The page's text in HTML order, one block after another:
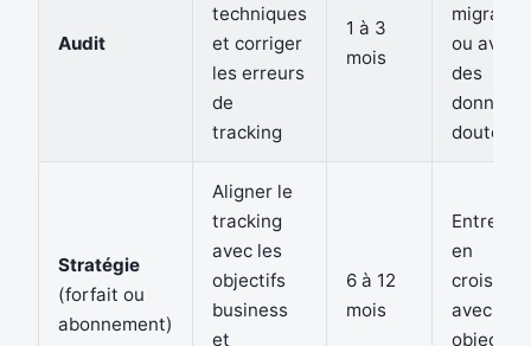
Audit
techniques
et corriger
les erreurs
de
tracking
1 à 3
mois
ou avec
des
données
Stratégie
(forfait ou
abonnement)
Aligner le
tracking
avec les
objectifs
business
et
6 à 12
mois
en
avec
objectifs